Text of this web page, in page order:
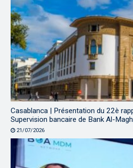
Casablanca | Présentation du 22è
Supervision bancaire de Bank Al-
21/07/2026